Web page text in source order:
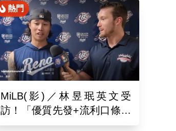
熱門
MiLB(影)／林昱珉英文受
訪！「優質先發+流利口條」
被讚爆 網：有Ray的感覺